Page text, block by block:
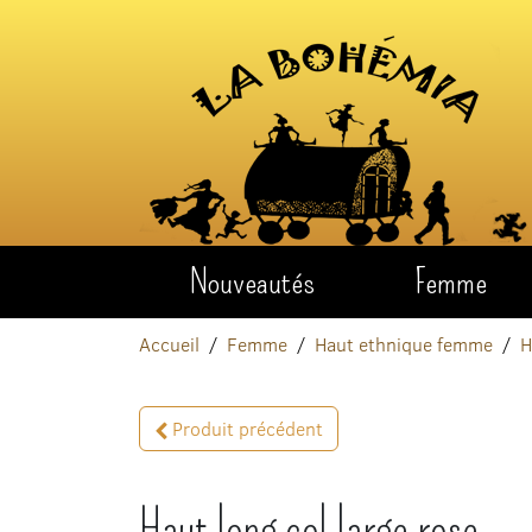
Nouveautés Femme
Accueil Femme Haut ethnique femme
Produit précédent